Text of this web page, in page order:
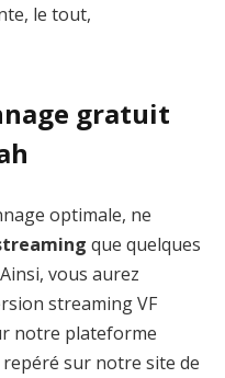
le tout,
gratuit
optimale, ne
que quelques
vous aurez
streaming VF
notre plateforme
sur notre site de